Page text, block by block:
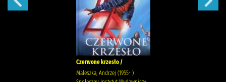
Czerwone krzesło /
Maleszka, Andrzej (1955- )